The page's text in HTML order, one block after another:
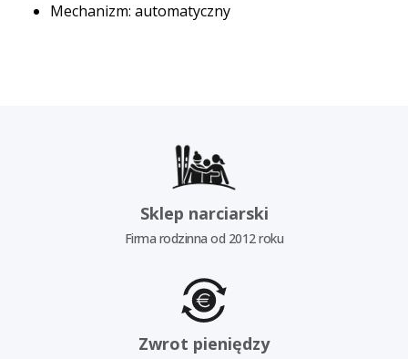
Mechanizm: automatyczny
Sklep narciarski
Firma rodzinna od 2012 roku
Zwrot pieniędzy